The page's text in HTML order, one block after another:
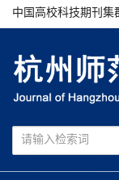
中国高校科技期刊集